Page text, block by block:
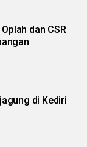
dan CSR
di Kediri